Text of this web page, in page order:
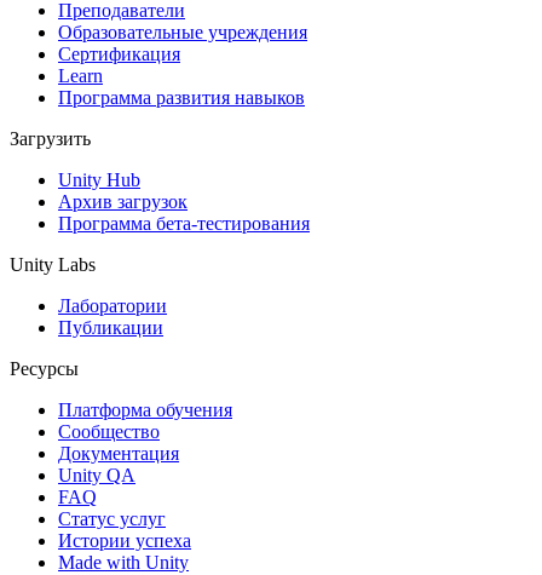
XR-игры
Запускайте XR-игры на разных платформах
Упрощенное создание многопользовательских игр
Преподаватели
Образовательные учреждения
Сертификация
Learn
Программа развития навыков
Загрузить
Unity Hub
Архив загрузок
Программа бета-тестирования
Unity Labs
Лаборатории
Публикации
Ресурсы
Платформа обучения
Сообщество
Документация
Unity QA
FAQ
Статус услуг
Истории успеха
Made with Unity